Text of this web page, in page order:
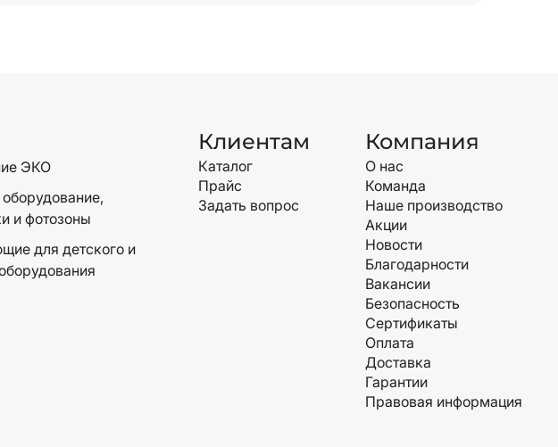
ЭКО
и фотозоны
для детского и
оборудования
Клиентам
Каталог
Прайс
Задать вопрос
Компания
О нас
Команда
Наше производство
Акции
Новости
Благодарности
Вакансии
Безопасность
Сертификаты
Оплата
Доставка
Гарантии
Правовая информация